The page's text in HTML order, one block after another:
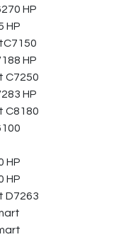
HP
HP
HP
C7250
HP
C8180
HP
HP
D7263